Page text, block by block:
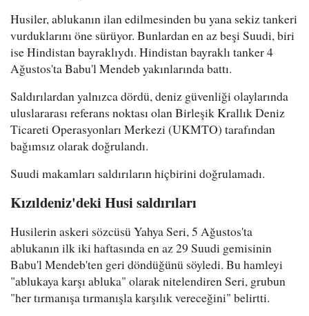
Husiler, ablukanın ilan edilmesinden bu yana sekiz tankeri
vurduklarını öne sürüyor. Bunlardan en az beşi Suudi, biri
ise Hindistan bayraklıydı. Hindistan bayraklı tanker 4
Ağustos'ta Babu'l Mendeb yakınlarında battı.
Saldırılardan yalnızca dördü, deniz güvenliği olaylarında
uluslararası referans noktası olan Birleşik Krallık Deniz
Ticareti Operasyonları Merkezi (UKMTO) tarafından
bağımsız olarak doğrulandı.
Suudi makamları saldırıların hiçbirini doğrulamadı.
Kızıldeniz'deki Husi saldırıları
Husilerin askeri sözcüsü Yahya Seri, 5 Ağustos'ta
ablukanın ilk iki haftasında en az 29 Suudi gemisinin
Babu'l Mendeb'ten geri döndüğünü söyledi. Bu hamleyi
"ablukaya karşı abluka" olarak nitelendiren Seri, grubun
"her tırmanışa tırmanışla karşılık vereceğini" belirtti.